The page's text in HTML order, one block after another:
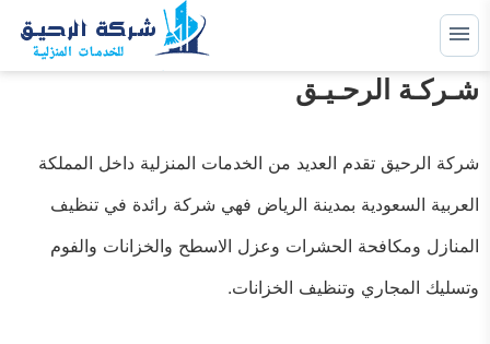
التجاوز
إلى
المحتوى
القائمة
البحث
خدمات صيانة
شـركـة الرحـيـق
شركة الرحيق تقدم العديد من الخدمات المنزلية داخل المملكة
العربية السعودية بمدينة الرياض فهي شركة رائدة في تنظيف
المنازل ومكافحة الحشرات وعزل الاسطح والخزانات والفوم
وتسليك المجاري وتنظيف الخزانات.